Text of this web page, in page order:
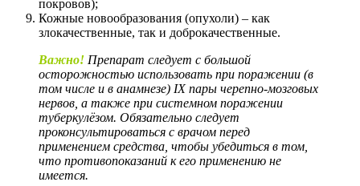
покровов);
Кожные новообразования (опухоли) – как
злокачественные, так и доброкачественные.
Важно! Препарат следует с большой
осторожностью использовать при поражении (в
том числе и в анамнезе) IX пары черепно-мозговых
нервов, а также при системном поражении
туберкулёзом. Обязательно следует
проконсультироваться с врачом перед
применением средства, чтобы убедиться в том,
что противопоказаний к его применению не
имеется.